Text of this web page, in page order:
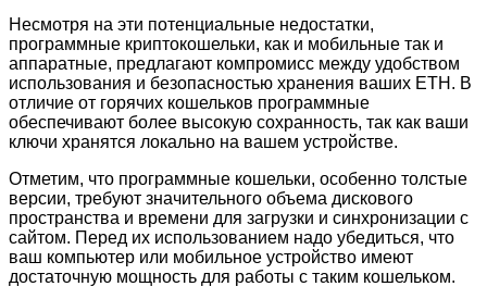
Несмотря на эти потенциальные недостатки,
программные криптокошельки, как и мобильные так и
аппаратные, предлагают компромисс между удобством
использования и безопасностью хранения ваших ETH. В
отличие от горячих кошельков программные
обеспечивают более высокую сохранность, так как ваши
ключи хранятся локально на вашем устройстве.
Отметим, что программные кошельки, особенно толстые
версии, требуют значительного объема дискового
пространства и времени для загрузки и синхронизации с
сайтом. Перед их использованием надо убедиться, что
ваш компьютер или мобильное устройство имеют
достаточную мощность для работы с таким кошельком.